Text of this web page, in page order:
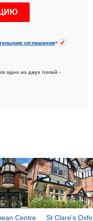
соглашения*
одно из двух полей -
Centre
St Clare's